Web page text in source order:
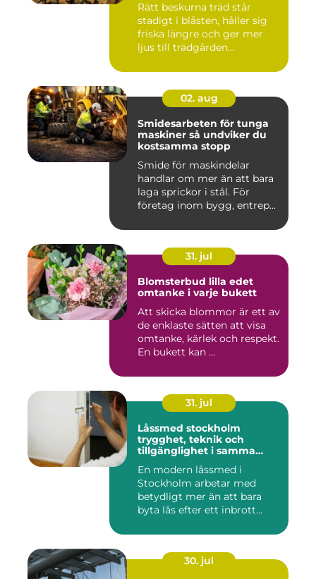
Rätt beskurna träd står
stadigt i blåsten, håller sig
friska längre och ger mer
ljus till trädgården...
02. aug
Smidesarbeten för tunga
maskiner så undviker du
kostsamma stopp
Smide för maskindelar
handlar om mer än att bara
laga sprickor i stål. För
företag inom bygg, entrep...
31. jul
Blomsterbud lilla edet
omtanke i varje bukett
Att skicka blommor är ett av
de enklaste sätten att visa
omtanke, kärlek och respekt.
En bukett kan ...
31. jul
Låssmed stockholm
trygghet, teknik och
tillgänglighet i samma
En modern låssmed i
Stockholm arbetar med
betydligt mer än att bara
byta lås efter ett inbrott
30. jul